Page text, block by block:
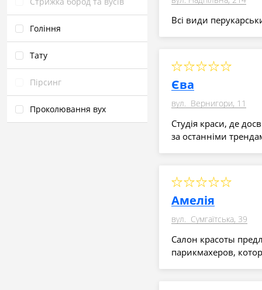
Гоління
Тату
Пірсинг
Проколювання вух
Всі види
Єва
вул. Вернигори, 11
Студія краси, де
за останніми
Амелія
вул. Сумгаїтська, 39
Салон красоты
парикмахеров,